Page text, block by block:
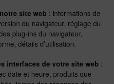
site web : informations de
du navigateur, réglage du
plug-ins du navigateur,
détails d’utilisation.
interfaces de votre site web :
date et heure, produits que